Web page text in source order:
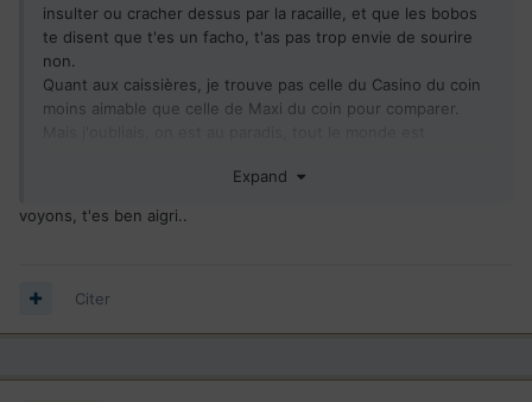
insulter ou cracher dessus par la racaille, et que les bobos
te disent que t'es un facho, t'as pas trop envie de sourire
non.
Quant aux caissières, je trouve pas celle du Casino du coin
moins aimable que celle de Maxi du coin pour comparer.
personne, on s'aime tous et on est un peuple élu qui sait
Allez bonne nuit les oursons, demain on retourne travailler à
Expand
voyons, t'es ben aigri..
Citer